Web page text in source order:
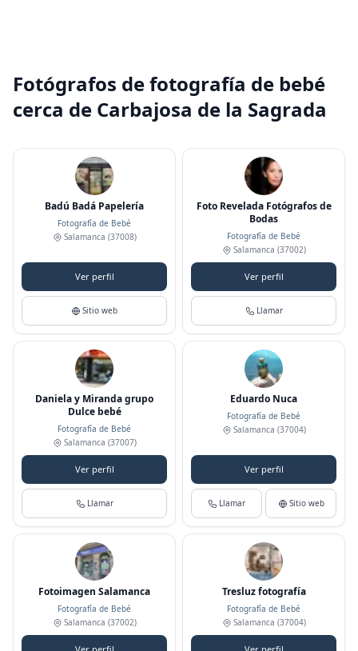
Fotógrafos de fotografía de bebé
cerca de Carbajosa de la Sagrada
Badú Badá Papelería
Fotografía de Bebé
Salamanca (37008)
Ver perfil
Sitio web
Foto Revelada Fotógrafos de
Bodas
Fotografía de Bebé
Salamanca (37002)
Ver perfil
Llamar
Daniela y Miranda grupo
Dulce bebé
Fotografía de Bebé
Salamanca (37007)
Ver perfil
Llamar
Eduardo Nuca
Fotografía de Bebé
Salamanca (37004)
Ver perfil
Llamar Sitio web
Fotoimagen Salamanca
Fotografía de Bebé
Salamanca (37002)
Tresluz fotografía
Fotografía de Bebé
Salamanca (37004)